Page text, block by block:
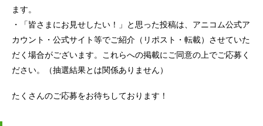
ます。
・「皆さまにお見せしたい！」と思った投稿は、アニコム公式ア
カウント・公式サイト等でご紹介（リポスト・転載）させていた
だく場合がございます。これらへの掲載にご同意の上でご応募く
ださい。（抽選結果とは関係ありません）
たくさんのご応募をお待ちしております！